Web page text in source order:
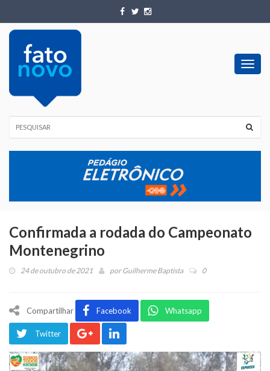
Confirmada a rodada do Campeonato
Montenegrino
24 de outubro de 2021 porGuilherme Baptista 0
Compartilhar Facebook Whatsapp
Twitter